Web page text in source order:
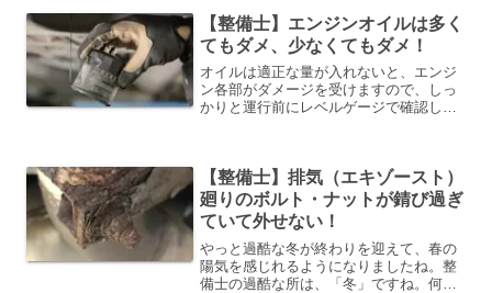
整備士、令和５年度の夏...
【整備士】エンジンオイルは多く
てもダメ、少なくてもダメ！
オイルは適正な量が入れないと、エンジ
ン各部がダメージを受けますので、しっ
かりと運行前にレベルゲージで確認しま
るという重要な役割をして...
【整備士】排気（エキゾースト）
廻りのボルト・ナットが錆び過ぎ
ていて外せない！
やっと過酷な冬が終わりを迎えて、春の
陽気を感じれるようになりましたね。整
備士の過酷な所は、「冬」ですね。何が